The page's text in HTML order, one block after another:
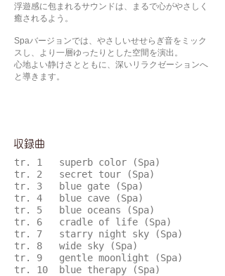
浮遊感に包まれるサウンドは、まるで心がやさしく
癒されるよう。
Spaバージョンでは、やさしいせせらぎ音をミック
スし、より一層ゆったりとした空間を演出。
心地よい静けさとともに、深いリラクゼーションへ
と導きます。
​収録曲
tr. 1 superb color (Spa)
tr. 2 secret tour (Spa)
tr. 3 blue gate (Spa)
tr. 4 blue cave (Spa)
tr. 5 blue oceans (Spa)
tr. 6 cradle of life (Spa)
tr. 7 starry night sky (Spa)
tr. 8 wide sky (Spa)
tr. 9 gentle moonlight (Spa)
tr. 10 blue therapy (Spa)